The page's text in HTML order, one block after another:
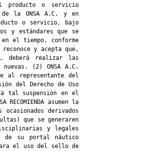
producto o servicio
de la ONSA A.C. y en
o servicio, bajo
y estándares que se
el tiempo, conforme
y acepta que,
deberá realizar las
(2) ONSA A.C.
al representante del
del Derecho de Uso
tal suspensión en el
asumen la
derivados
que se generaren
y legales
de su portal náutico
el uso del sello de